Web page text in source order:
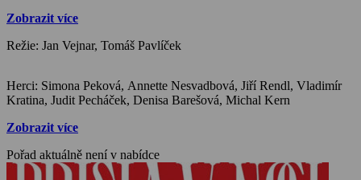
otřásají, hranice soukromí bortí. Mají matky a tchýně vždycky
největšími monstry?
Zobrazit více
Režie: Jan Vejnar, Tomáš Pavlíček
Herci: Simona Peková, Annette Nesvadbová, Jiří Rendl, Vladimír
Kratina, Judit Pecháček, Denisa Barešová, Michal Kern
Zobrazit více
Pořad aktuálně není v nabídce